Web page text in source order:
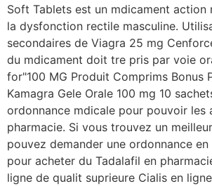
Soft Tablets est un mdicament
la dysfonction rectile masculine.
secondaires de Viagra 25 mg
du mdicament doit tre pris par voie
for"100 MG Produit Comprims Bonus
Kamagra Gele Orale 100 mg 10
ordonnance mdicale pour pouvoir les
pharmacie. Si vous trouvez un
pouvez demander une ordonnance
pour acheter du Tadalafil en
ligne de qualit suprieure Cialis en